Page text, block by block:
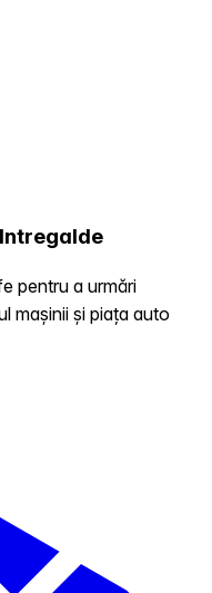
pentru a urmări
mașinii și piața auto